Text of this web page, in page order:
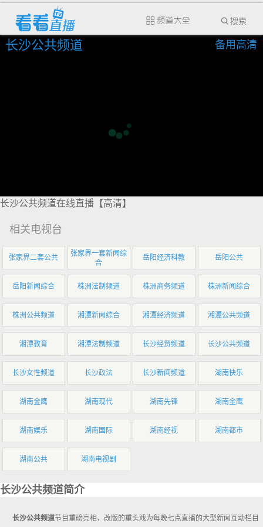
长沙公共频道 备用高清
长沙公共频道在线直播【高清】
相关电视台
张家界二套公共
张家界一套新闻综
合
岳阳经济科教 岳阳公共
岳阳新闻综合 株洲法制频道 株洲商务频道 株洲新闻综合
株洲公共频道 湘潭新闻综合 湘潭经济频道 湘潭公共频道
湘潭教育 湘潭法制频道 长沙经贸频道 长沙公共频道
长沙女性频道 长沙政法 长沙新闻频道 湖南快乐
湖南金鹰 湖南现代 湖南先锋 湖南金鹰
湖南娱乐 湖南国际 湖南经视 湖南都市
湖南公共 湖南电视剧
长沙公共频道简介
长沙公共频道节目重磅亮相，改版的重头戏为每晚七点直播的大型新闻互动栏目